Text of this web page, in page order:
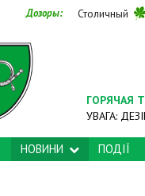
Дозоры: Столичный
ГОРЯЧАЯ
УВАГА:
НОВИНИ ПОДІЇ